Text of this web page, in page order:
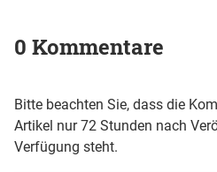
0 Kommentare
Bitte beachten Sie, dass die
Artikel nur 72 Stunden nach
Verfügung steht.